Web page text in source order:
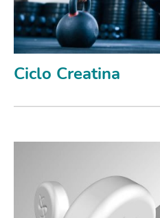
Ciclo Creatina